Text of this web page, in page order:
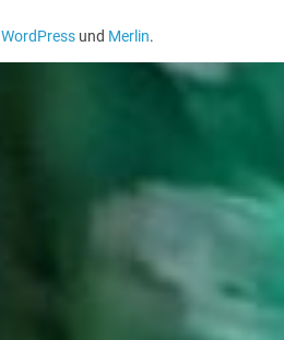
WordPressund Merlin.